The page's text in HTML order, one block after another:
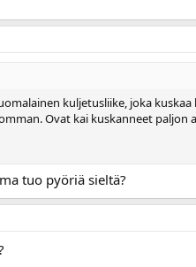
kuljetusliike, joka
Ovat kai kuskanneet paljon
tuo pyöriä sieltä?